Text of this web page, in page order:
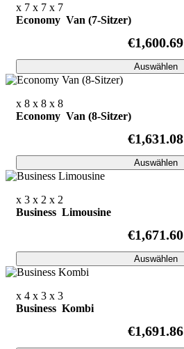
x 7 x 7 x 7
Economy Van (7-Sitzer)
€1,600.69
Auswählen
x 8 x 8 x 8
Economy Van (8-Sitzer)
€1,631.08
Auswählen
x 3 x 2 x 2
Business Limousine
€1,671.60
Auswählen
x 4 x 3 x 3
Business Kombi
€1,691.86